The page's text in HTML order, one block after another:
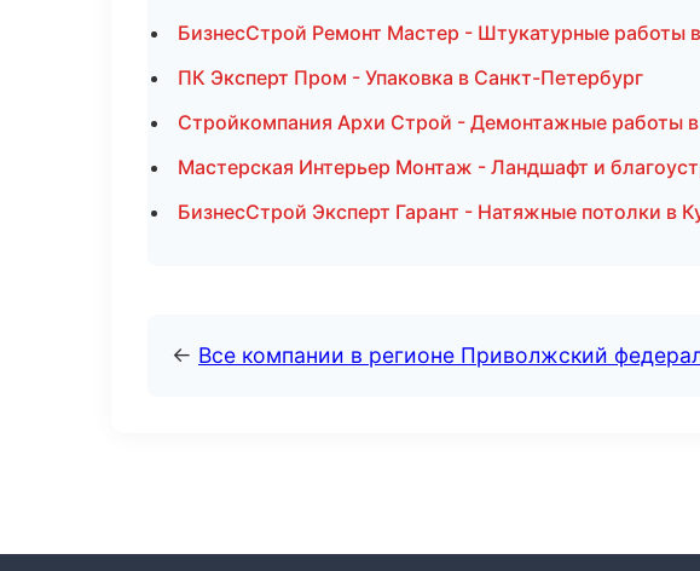
БизнесСтрой Ремонт Мастер - Штукатурные работы
ПК Эксперт Пром - Упаковка в Санкт-Петербург
Стройкомпания Архи Строй - Демонтажные работы в
Мастерская Интерьер Монтаж - Ландшафт и
БизнесСтрой Эксперт Гарант - Натяжные потолки в
← Все компании в регионе Приволжский